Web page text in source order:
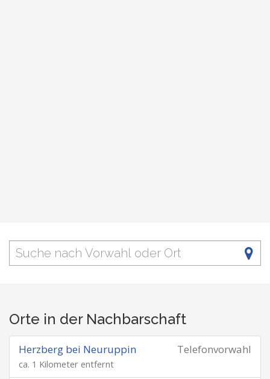
Orte in der Nachbarschaft
Telefonvorwahl
Herzberg bei Neuruppin
ca. 1 Kilometer entfernt